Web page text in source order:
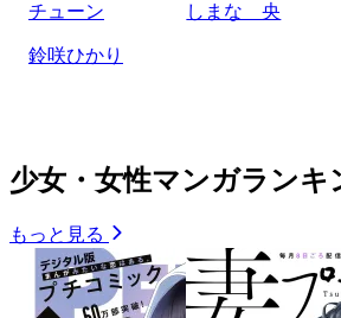
チューン
鈴咲ひかり
しまな 央
少女・女性マンガランキ
もっと見る